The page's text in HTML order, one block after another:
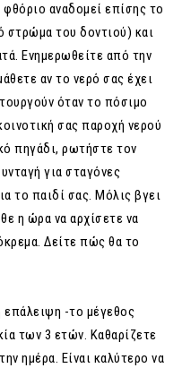
αναδομεί επίσης το
στρώμα του δοντιού) και
Ενημερωθείτε από την
αν το νερό σας έχει
όταν το πόσιμο
σας παροχή νερού
πηγάδι, ρωτήστε τον
για σταγόνες
το παιδί σας. Μόλις βγει
η ώρα να αρχίσετε να
Δείτε πώς θα το
επάλειψη -το μέγεθος
των 3 ετών. Καθαρίζετε
ημέρα. Είναι καλύτερο να